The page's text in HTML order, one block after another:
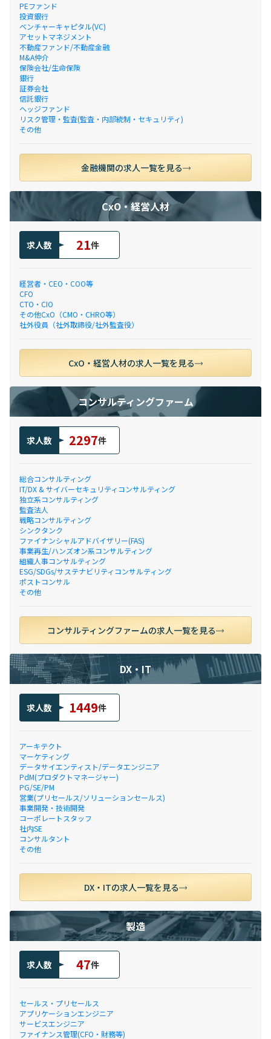
PEファンド
投資銀行
ベンチャーキャピタル(VC)
アセットマネジメント
不動産ファンド/不動産金融
M&A仲介
保険会社/生命保険
銀行
証券会社
信託銀行
ヘッジファンド
リスク管理・監査(監査・内部統制・セキュリティ)
その他
金融機関の求人一覧を見る
CxO・経営人材
求人数 21件
経営者・CEO・COO等
CFO
CTO・CIO
その他CxO（CMO・CHRO等）
社外役員（社外取締役/社外監査役）
CxO・経営人材の求人一覧を見る
コンサルティングファーム
求人数 2297件
総合コンサルティング
IT/DX & サイバーセキュリティコンサルティング
独立系コンサルティング
監査法人
戦略コンサルティング
シンクタンク
ファイナンシャルアドバイザリー(FAS)
事業再生/ハンズオン系コンサルティング
組織人事コンサルティング
ESG/SDGs/サステナビリティコンサルティング
ポストコンサル
その他
コンサルティングファームの求人一覧を見る
DX・IT
求人数 1449件
アーキテクト
マーケティング
データサイエンティスト/データエンジニア
PdM(プロダクトマネージャー)
PG/SE/PM
営業(プリセールス/ソリューションセールス)
事業開発・技術開発
コーポレートスタッフ
社内SE
コンサルタント
その他
DX・ITの求人一覧を見る
製造
求人数 47件
セールス・プリセールス
アプリケーションエンジニア
サービスエンジニア
ファイナンス管理(CFO・財務等)